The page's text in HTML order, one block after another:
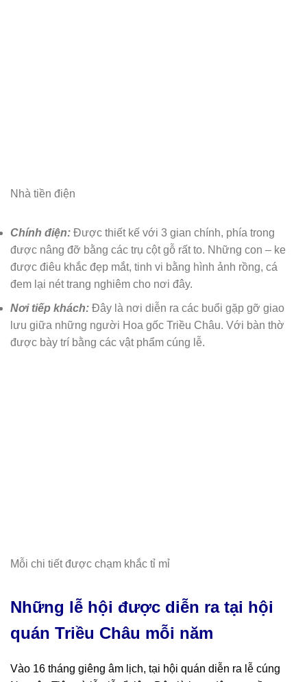
Nhà tiền điện
Chính điện: Được thiết kế với 3 gian chính, phía trong
được nâng đỡ bằng các trụ cột gỗ rất to. Những con – ke
được điêu khắc đẹp mắt, tinh vi bằng hình ảnh rồng, cá
đem lại nét trang nghiêm cho nơi đây.
Nơi tiếp khách: Đây là nơi diễn ra các buổi gặp gỡ giao
lưu giữa những người Hoa gốc Triều Châu. Với bàn thờ
được bày trí bằng các vật phẩm cúng lễ.
Mỗi chi tiết được chạm khắc tỉ mỉ
Những lễ hội được diễn ra tại hội
quán Triều Châu mỗi năm
Vào 16 tháng giêng âm lịch, tại hội quán diễn ra lễ cúng